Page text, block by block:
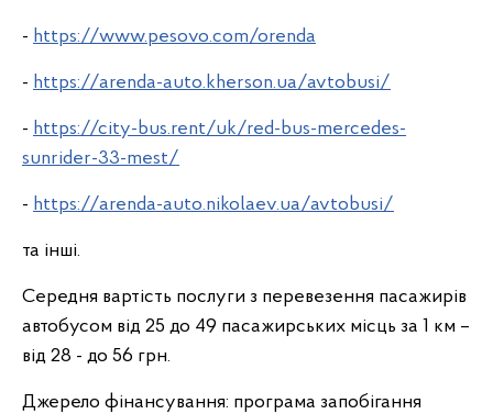
- https://www.pesovo.com/orenda
- https://arenda-auto.kherson.ua/avtobusi/
- https://city-bus.rent/uk/red-bus-mercedes-
sunrider-33-mest/
- https://arenda-auto.nikolaev.ua/avtobusi/
та інші.
Середня вартість послуги з перевезення пасажирів
автобусом від 25 до 49 пасажирських місць за 1 км –
від 28 - до 56 грн.
Джерело фінансування: програма запобігання